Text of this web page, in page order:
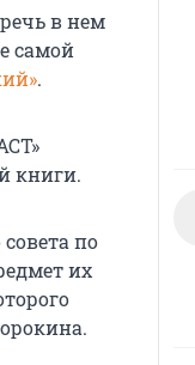
в нем
самой
.
книги.
совета по
их